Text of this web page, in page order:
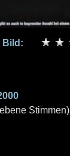
Bild:
Stimmen)